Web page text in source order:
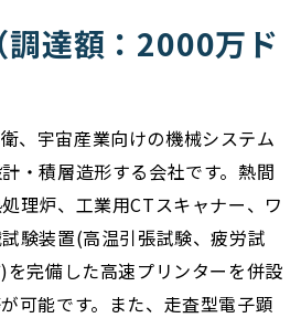
達額：2000万ド
、宇宙産業向けの機械システム
・積層造形する会社です。熱間
理炉、工業用CTスキャナー、ワ
験装置(高温引張試験、疲労試
完備した高速プリンターを併設
可能です。また、走査型電子顕